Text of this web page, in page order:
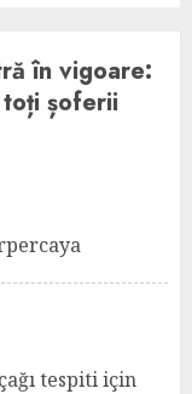
în vigoare:
șoferii
tespiti için